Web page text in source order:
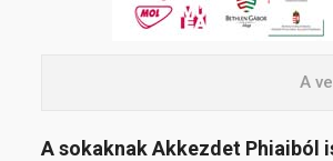
A
A sokaknak Akkezdet Phiaiból